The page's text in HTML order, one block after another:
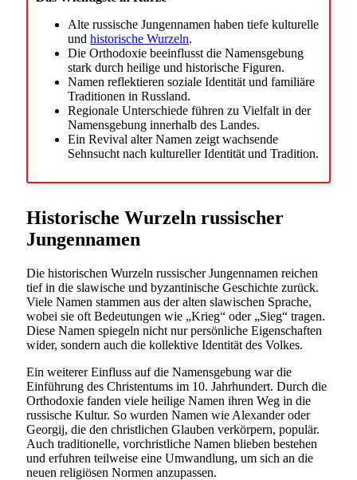
Alte russische Jungennamen haben tiefe kulturelle
und historische Wurzeln.
Die Orthodoxie beeinflusst die Namensgebung
stark durch heilige und historische Figuren.
Namen reflektieren soziale Identität und familiäre
Traditionen in Russland.
Regionale Unterschiede führen zu Vielfalt in der
Namensgebung innerhalb des Landes.
Ein Revival alter Namen zeigt wachsende
Sehnsucht nach kultureller Identität und Tradition.
Historische Wurzeln russischer
Jungennamen
Die historischen Wurzeln russischer Jungennamen reichen
tief in die slawische und byzantinische Geschichte zurück.
Viele Namen stammen aus der alten slawischen Sprache,
wobei sie oft Bedeutungen wie „Krieg“ oder „Sieg“ tragen.
Diese Namen spiegeln nicht nur persönliche Eigenschaften
wider, sondern auch die kollektive Identität des Volkes.
Ein weiterer Einfluss auf die Namensgebung war die
Einführung des Christentums im 10. Jahrhundert. Durch die
Orthodoxie fanden viele heilige Namen ihren Weg in die
russische Kultur. So wurden Namen wie Alexander oder
Georgij, die den christlichen Glauben verkörpern, populär.
Auch traditionelle, vorchristliche Namen blieben bestehen
und erfuhren teilweise eine Umwandlung, um sich an die
neuen religiösen Normen anzupassen.